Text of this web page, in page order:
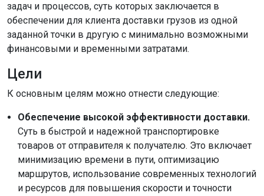
задач и процессов, суть которых заключается в
обеспечении для клиента доставки грузов из одной
заданной точки в другую с минимально возможными
финансовыми и временными затратами.
Цели
К основным целям можно отнести следующие:
Обеспечение высокой эффективности доставки.
Суть в быстрой и надежной транспортировке
товаров от отправителя к получателю. Это включает
минимизацию времени в пути, оптимизацию
маршрутов, использование современных технологий
и ресурсов для повышения скорости и точности